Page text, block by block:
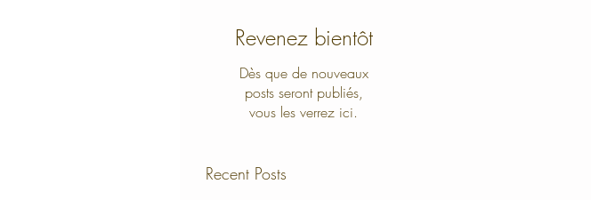
Revenez bientôt
Dès que de nouveaux
posts seront publiés,
vous les verrez ici.
Recent Posts